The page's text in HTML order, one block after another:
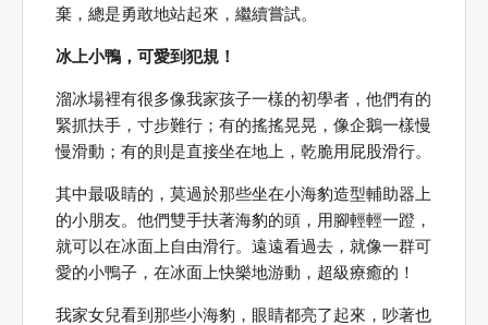
棄，總是勇敢地站起來，繼續嘗試。
冰上小鴨，可愛到犯規！
溜冰場裡有很多像我家孩子一樣的初學者，他們有的
緊抓扶手，寸步難行；有的搖搖晃晃，像企鵝一樣慢
慢滑動；有的則是直接坐在地上，乾脆用屁股滑行。
其中最吸睛的，莫過於那些坐在小海豹造型輔助器上
的小朋友。他們雙手扶著海豹的頭，用腳輕輕一蹬，
就可以在冰面上自由滑行。遠遠看過去，就像一群可
愛的小鴨子，在冰面上快樂地游動，超級療癒的！
我家女兒看到那些小海豹，眼睛都亮了起來，吵著也